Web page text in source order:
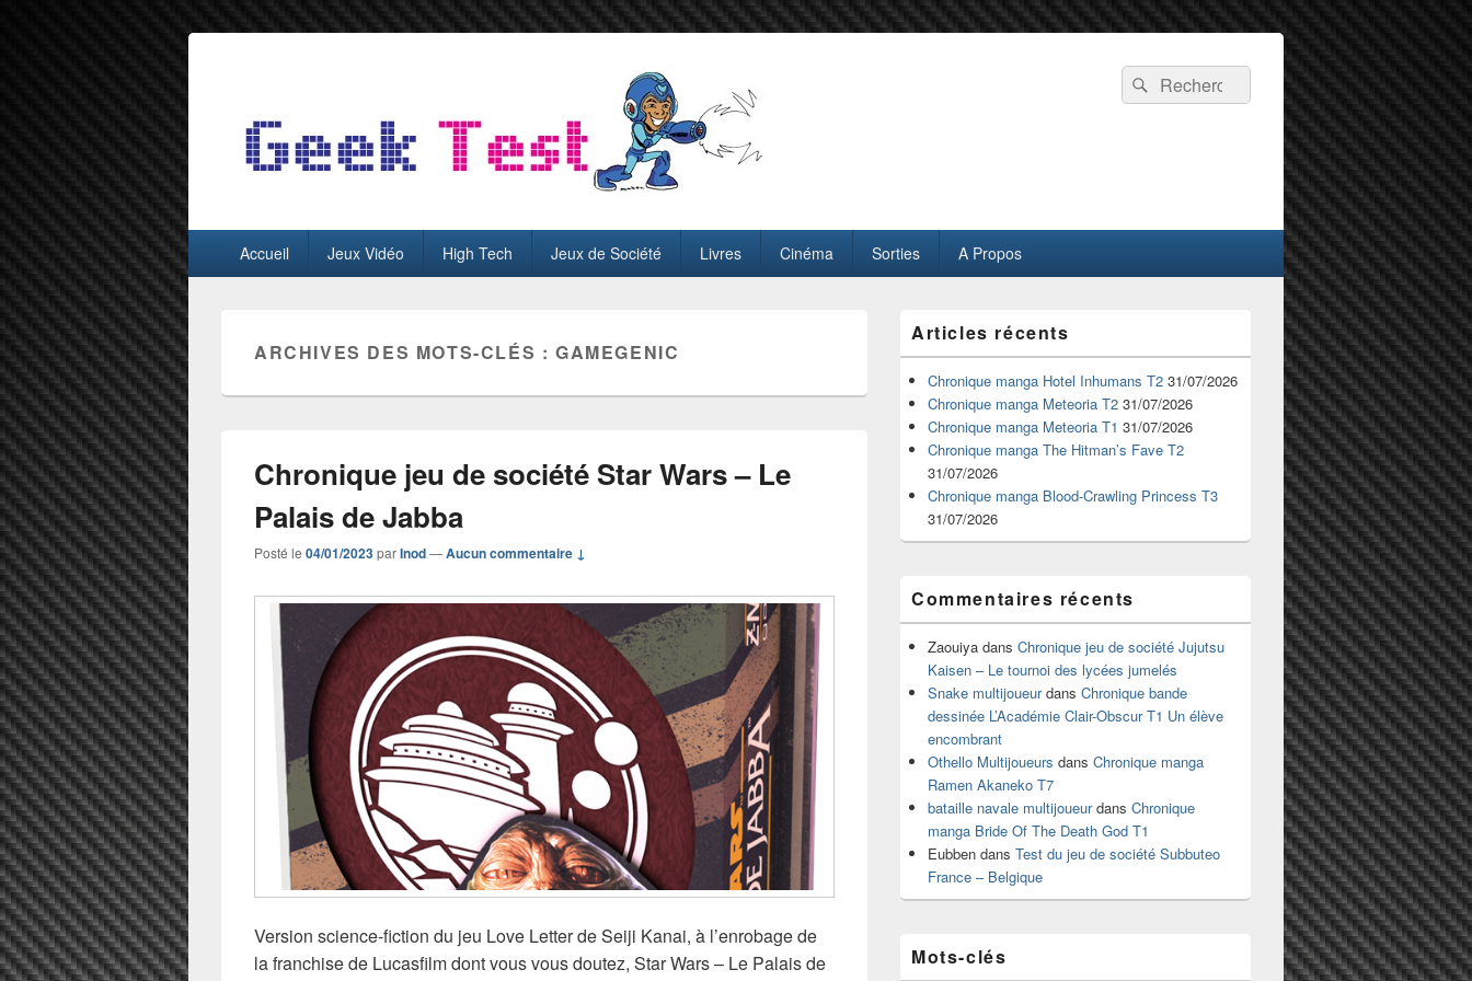
GeekTest
Recherche :
Rechercher
principalAccueil Jeux Vidéo High Tech Jeux de Société Livres Cinéma Sorties A Propos
ARCHIVES DES MOTS-CLÉS :GAMEGENIC
Chronique jeu de société Star Wars – Le
Palais de Jabba
Posté le 04/01/2023parInod—Aucun commentaire ↓
Version science-fiction du jeu Love Letter de Seiji Kanai, à l’enrobage de
la franchise de Lucasfilm dont vous vous doutez, Star Wars – Le Palais de
principale
de
widget
pour
barre
latérale
Articles récents
Chronique manga Hotel Inhumans T2 31/07/2026
Chronique manga Meteoria T2 31/07/2026
Chronique manga Meteoria T1 31/07/2026
Chronique manga The Hitman’s Fave T2
31/07/2026
Chronique manga Blood-Crawling Princess T3
31/07/2026
Commentaires récents
Zaouiya dans Chronique jeu de société Jujutsu
Kaisen – Le tournoi des lycées jumelés
Snake multijoueurdans Chronique bande
dessinée L’Académie Clair-Obscur T1 Un élève
encombrant
Othello Multijoueurs dans Chronique manga
Ramen Akaneko T7
bataille navale multijoueurdans Chronique
manga Bride Of The Death God T1
Eubben dans Test du jeu de société Subbuteo
France – Belgique
Mots-clés